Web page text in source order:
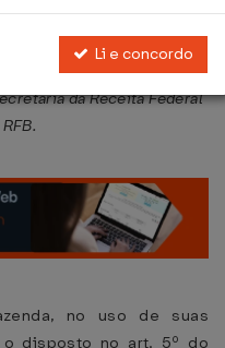
17 mai 2012
da Receita Federal
no uso de suas
disposto no art. 5º do
Li e concordo